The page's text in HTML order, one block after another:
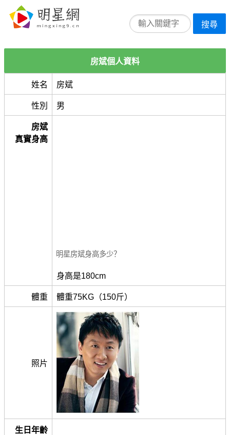
搜尋
房斌個人資料
姓名 房斌
性別 男
房斌
真實身高
明星房斌身高多少？
身高是180cm
體重 體重75KG（150斤）
照片
生日年齡